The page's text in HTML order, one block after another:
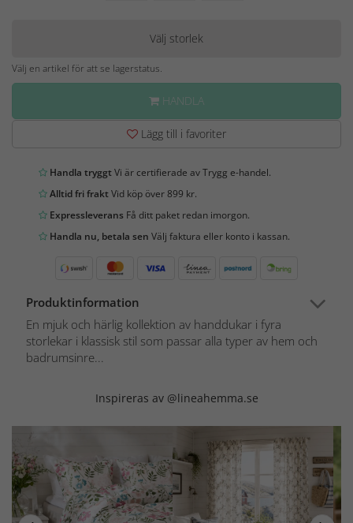
Välj storlek
Välj en artikel för att se lagerstatus.
HANDLA
Lägg till i favoriter
Handla tryggtVi är certifierade av Trygg e-handel.
Alltid fri fraktVid köp över 899 kr.
Expressleverans Få ditt paket redan imorgon.
Handla nu, betala sen Välj faktura eller konto i kassan.
Produktinformation
En mjuk och härlig kollektion av handdukar i fyra
storlekar i klassisk stil som passar alla typer av hem och
badrumsinre...
Inspireras av @lineahemma.se